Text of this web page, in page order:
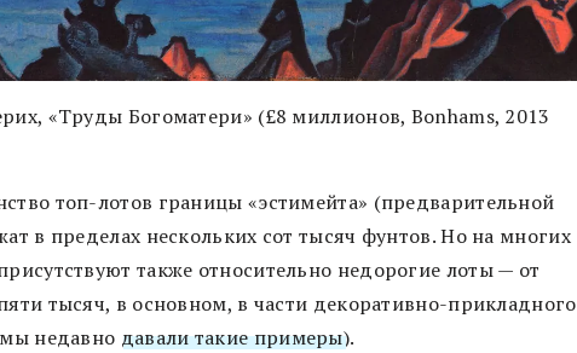
«Труды Богоматери» (£8 миллионов, Bonhams, 2013
топ-лотов границы «эстимейта» (предварительной
в пределах нескольких сот тысяч фунтов. Но на многих
также относительно недорогие лоты — от
тысяч, в основном, в части декоративно-прикладного
недавно давали такие примеры).